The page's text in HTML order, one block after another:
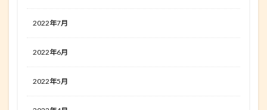
2022年7月
2022年6月
2022年5月